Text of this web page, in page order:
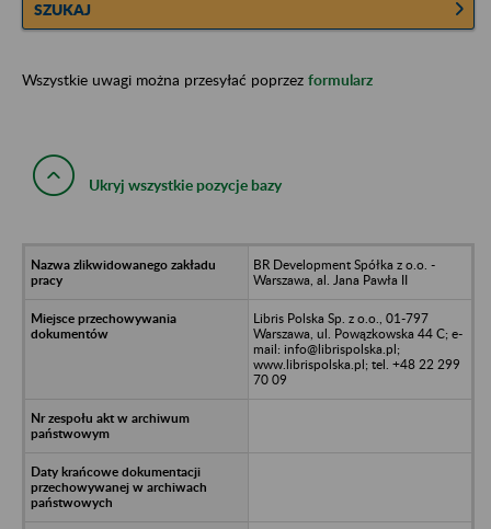
SZUKAJ
Wszystkie uwagi można przesyłać poprzez formularz
Ukryj wszystkie pozycje bazy
BR Development Spółka z o.o. -
Warszawa, al. Jana Pawła II
Libris Polska Sp. z o.o., 01-797
Warszawa, ul. Powązkowska 44 C; e-
mail: info@librispolska.pl;
www.librispolska.pl; tel. +48 22 299
70 09